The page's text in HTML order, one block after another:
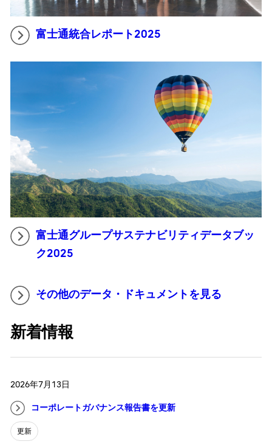
富士通統合レポート2025
富士通グループサステナビリティデータブッ
ク2025
その他のデータ・ドキュメントを見る
新着情報
2026年7月13日
コーポレートガバナンス報告書を更新
更新